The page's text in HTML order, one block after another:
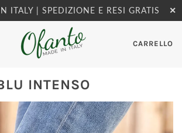
ITALY | SPEDIZIONE E RESI GRATIS ✕
CARRELLO
INTENSO